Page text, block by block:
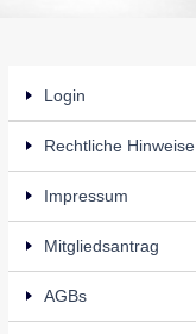
Login
Rechtliche Hinweise
Impressum
Mitgliedsantrag
AGBs